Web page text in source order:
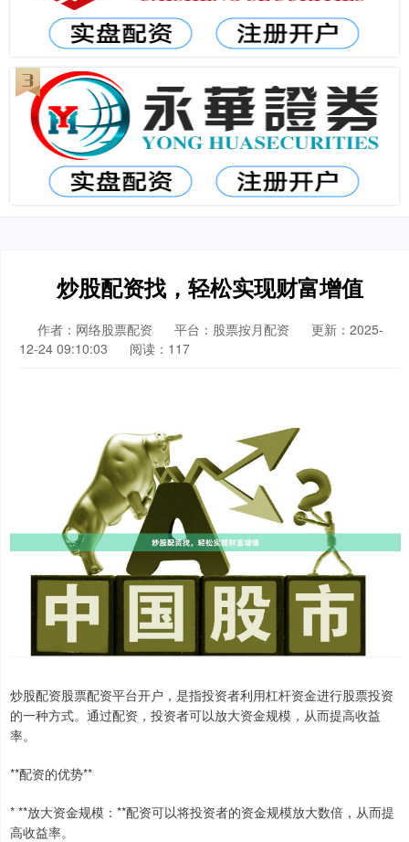
炒股配资找，轻松实现财富增值
作者：网络股票配资 平台：股票按月配资
更新：2025-
12-24 09:10:03
阅读：117
炒股配资股票配资平台开户，是指投资者利用杠杆资金进行股票投资
的一种方式。通过配资，投资者可以放大资金规模，从而提高收益
率。
**配资的优势**
* **放大资金规模：**配资可以将投资者的资金规模放大数倍，从而提
高收益率。